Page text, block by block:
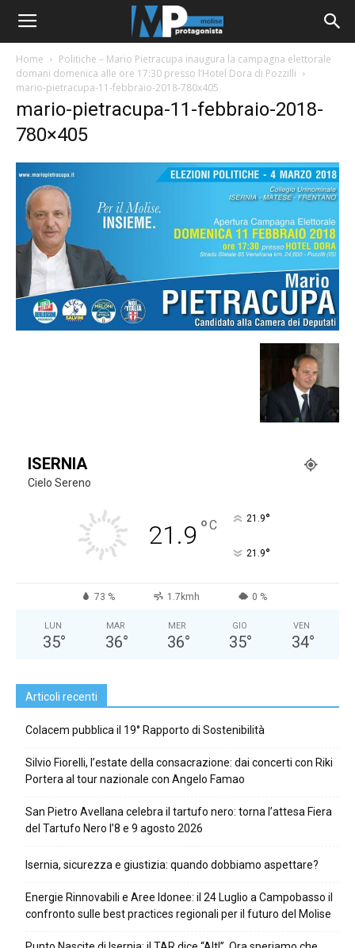
Home
Politiche – Mario Pietracupa inaugura la campagna elettorale
domani domenica alle ore 17:30 presso l’Hotel Dora di Pozzilli
mario-pietracupa-11-febbraio-2018-780x405
mario-pietracupa-11-febbraio-2018-
780×405
ISERNIA
Cielo Sereno
21.9 °C 21.9°
21.9°
73 % 1.7kmh 0 %
LUN
35°
MAR
36°
MER
36°
GIO
35°
VEN
34°
Articoli recenti
Colacem pubblica il 19° Rapporto di Sostenibilità
Silvio Fiorelli, l’estate della consacrazione: dai concerti con Riki
Portera al tour nazionale con Angelo Famao
San Pietro Avellana celebra il tartufo nero: torna l’attesa Fiera
del Tartufo Nero l’8 e 9 agosto 2026
Isernia, sicurezza e giustizia: quando dobbiamo aspettare?
Energie Rinnovabili e Aree Idonee: il 24 Luglio a Campobasso il
confronto sulle best practices regionali per il futuro del Molise